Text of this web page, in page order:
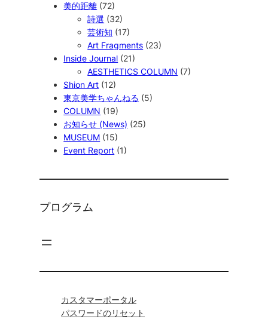
美的距離 (72)
詩選 (32)
芸術知 (17)
Art Fragments (23)
Inside Journal (21)
AESTHETICS COLUMN (7)
Shion Art (12)
東京美学ちゃんねる (5)
COLUMN (19)
お知らせ (News) (25)
MUSEUM (15)
Event Report (1)
プログラム
カスタマーポータル
パスワードのリセット